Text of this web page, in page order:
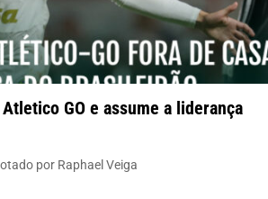
GO e assume a liderança
por Raphael Veiga